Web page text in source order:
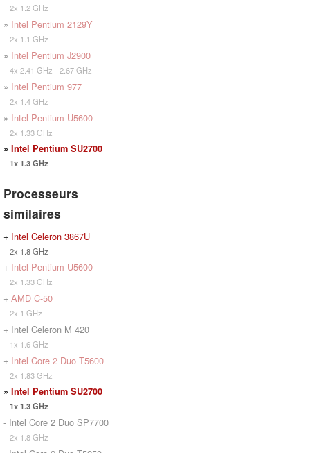
2x 1.2 GHz
» Intel Pentium 2129Y
2x 1.1 GHz
» Intel Pentium J2900
4x 2.41 GHz - 2.67 GHz
» Intel Pentium 977
2x 1.4 GHz
» Intel Pentium U5600
2x 1.33 GHz
» Intel Pentium SU2700
1x 1.3 GHz
Processeurs
similaires
+ Intel Celeron 3867U
2x 1.8 GHz
+ Intel Pentium U5600
2x 1.33 GHz
+ AMD C-50
2x 1 GHz
+ Intel Celeron M 420
1x 1.6 GHz
+ Intel Core 2 Duo T5600
2x 1.83 GHz
» Intel Pentium SU2700
1x 1.3 GHz
- Intel Core 2 Duo SP7700
2x 1.8 GHz